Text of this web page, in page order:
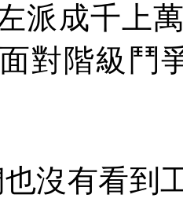
派成千上
對階級鬥
沒有看到